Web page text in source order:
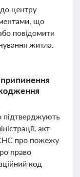
центру
що
повідомити
житла.
підтверджують
акт
про пожежу
право
код